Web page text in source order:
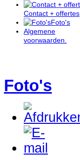
Contact + offertes
Foto's
Algemene
voorwaarden.
Foto's